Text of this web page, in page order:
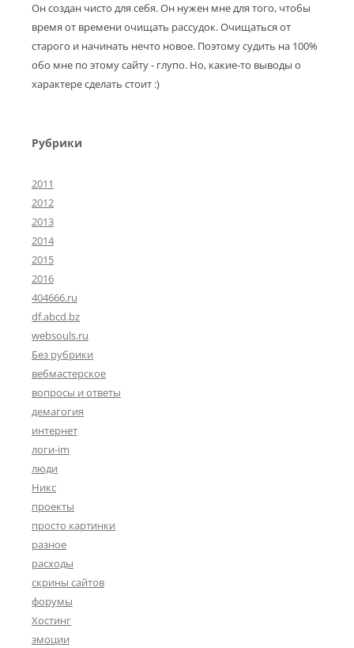
Он создан чисто для себя. Он нужен мне для того, чтобы
время от времени очищать рассудок. Очищаться от
старого и начинать нечто новое. Поэтому судить на 100%
обо мне по этому сайту - глупо. Но, какие-то выводы о
характере сделать стоит :)
Рубрики
2011
2012
2013
2014
2015
2016
404666.ru
df.abcd.bz
websouls.ru
Без рубрики
вебмастерское
вопросы и ответы
демагогия
интернет
логи-im
люди
Никс
проекты
просто картинки
разное
расходы
скрины сайтов
форумы
Хостинг
эмоции